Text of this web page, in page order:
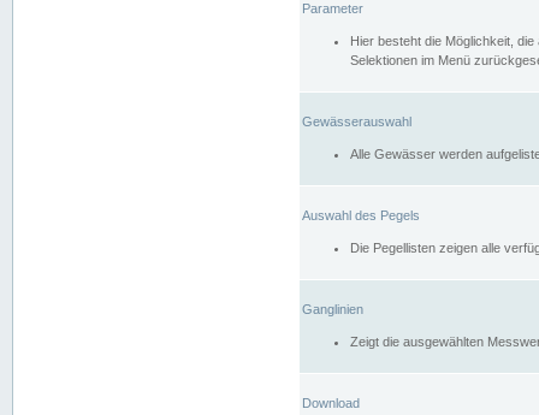
Parameter
Hier besteht die Möglichkeit,
Selektionen im Menü
Gewässerauswahl
Alle Gewässer werden
Auswahl des Pegels
Die Pegellisten zeigen alle
Ganglinien
Zeigt die ausgewählten
Download